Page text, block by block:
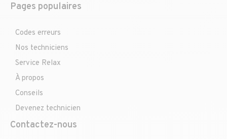
Pages populaires
Codes erreurs
Nos techniciens
Service Relax
À propos
Conseils
Devenez technicien
Contactez-nous